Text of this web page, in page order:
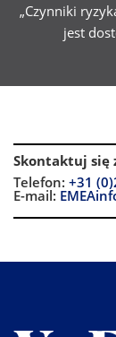
„Czynniki
jest
Skontaktuj się
Telefon: +31
E-mail: